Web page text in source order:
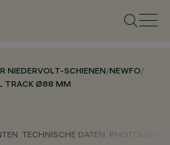
NIEDERVOLT-SCHIENEN/NEWFO/
TRACK Ø88 MM
TECHNISCHE DATEN